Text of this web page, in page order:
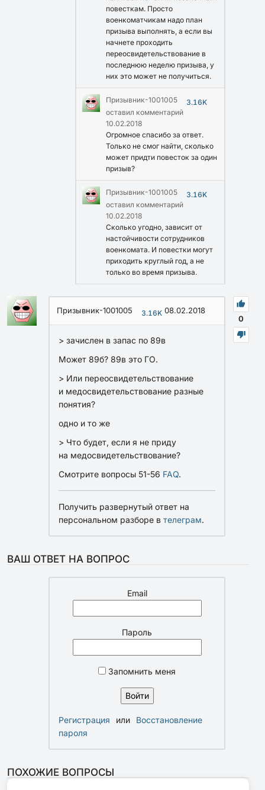
повесткам. Просто
военкоматчикам надо план
призыва выполнять, а если вы
начнете проходить
переосвидетельствование в
последнюю неделю призыва, у
них это может не получиться.
Призывник-1001005
3.16K
оставил комментарий
10.02.2018
Огромное спасибо за ответ.
Только не смог найти, сколько
может придти повесток за один
призыв?
Призывник-1001005
3.16K
оставил комментарий
10.02.2018
Сколько угодно, зависит от
настойчивости сотрудников
военкомата. И повестки могут
приходить круглый год, а не
только во время призыва.
0
Призывник-1001005 3.16K 08.02.2018
> зачислен в запас по 89в
Может 89б? 89в это ГО.
> Или переосвидетельствование
и медосвидетельствование разные
понятия?
одно и то же
> Что будет, если я не приду
на медосвидетельствование?
Смотрите вопросы 51-56 FAQ.
Получить развернутый ответ на
персональном разборе в телеграм.
ВАШ ОТВЕТ НА ВОПРОС
Email
Пароль
Запомнить меня
Регистрация или
Восстановление
пароля
ПОХОЖИЕ ВОПРОСЫ